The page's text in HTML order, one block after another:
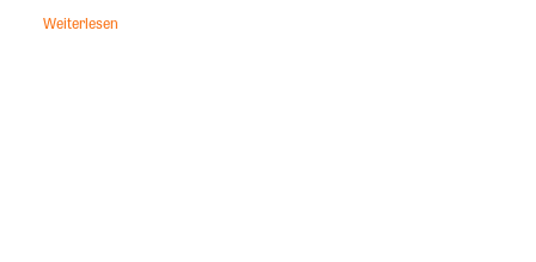
Weiterlesen